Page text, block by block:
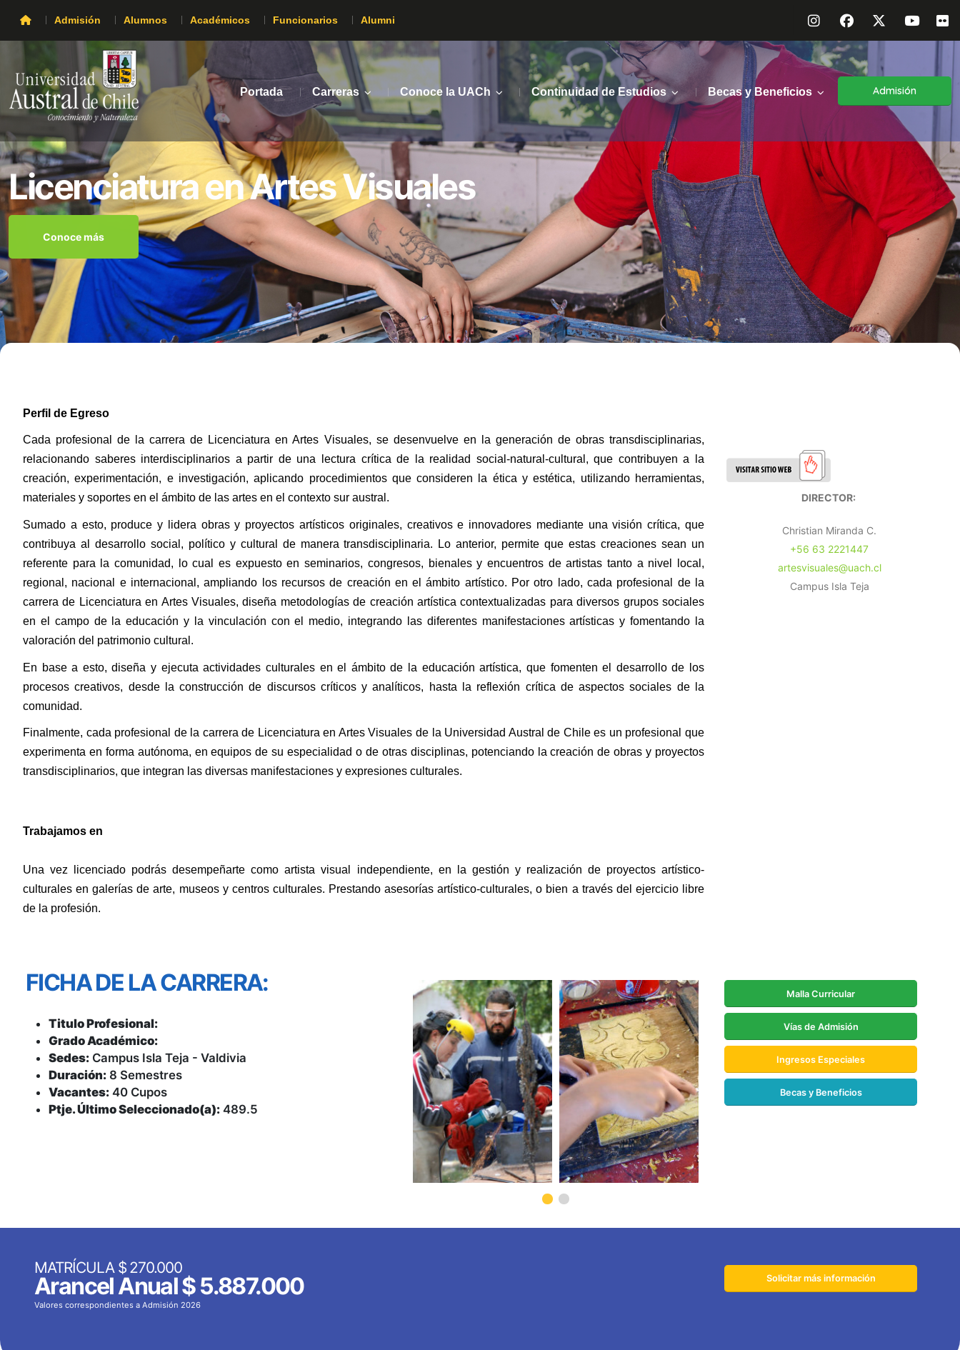
Admisión Alumnos Académicos Funcionarios Alumni
Portada Carreras Conoce la UACh Continuidad de Estudios Becas y Beneficios Admisión
Licenciatura en Artes Visuales
Conoce más
Perfil de Egreso
Cada profesional de la carrera de Licenciatura en Artes Visuales, se desenvuelve en la generación de obras transdisciplinarias,
relacionando saberes interdisciplinarios a partir de una lectura crítica de la realidad social-natural-cultural, que contribuyen a la
creación, experimentación, e investigación, aplicando procedimientos que consideren la ética y estética, utilizando herramientas,
materiales y soportes en el ámbito de las artes en el contexto sur austral.
Sumado a esto, produce y lidera obras y proyectos artísticos originales, creativos e innovadores mediante una visión crítica, que
contribuya al desarrollo social, político y cultural de manera transdisciplinaria. Lo anterior, permite que estas creaciones sean un
referente para la comunidad, lo cual es expuesto en seminarios, congresos, bienales y encuentros de artistas tanto a nivel local,
regional, nacional e internacional, ampliando los recursos de creación en el ámbito artístico. Por otro lado, cada profesional de la
carrera de Licenciatura en Artes Visuales, diseña metodologías de creación artística contextualizadas para diversos grupos sociales
en el campo de la educación y la vinculación con el medio, integrando las diferentes manifestaciones artísticas y fomentando la
valoración del patrimonio cultural.
En base a esto, diseña y ejecuta actividades culturales en el ámbito de la educación artística, que fomenten el desarrollo de los
procesos creativos, desde la construcción de discursos críticos y analíticos, hasta la reflexión crítica de aspectos sociales de la
comunidad.
Finalmente, cada profesional de la carrera de Licenciatura en Artes Visuales de la Universidad Austral de Chile es un profesional que
experimenta en forma autónoma, en equipos de su especialidad o de otras disciplinas, potenciando la creación de obras y proyectos
transdisciplinarios, que integran las diversas manifestaciones y expresiones culturales.
Trabajamos en
Una vez licenciado podrás desempeñarte como artista visual independiente, en la gestión y realización de proyectos artístico-
culturales en galerías de arte, museos y centros culturales. Prestando asesorías artístico-culturales, o bien a través del ejercicio libre
de la profesión.
DIRECTOR:
Christian Miranda C.
+56 63 2221447
artesvisuales@uach.cl
Campus Isla Teja
FICHA DE LA CARRERA:
Titulo Profesional:
Grado Académico:
Sedes: Campus Isla Teja - Valdivia
Duración: 8 Semestres
Vacantes: 40 Cupos
Ptje. Último Seleccionado(a): 489.5
Malla Curricular
Vías de Admisión
Ingresos Especiales
Becas y Beneficios
MATRÍCULA $ 270.000
Arancel Anual$ 5.887.000
Valores correspondientes a Admisión 2026
Solicitar más información